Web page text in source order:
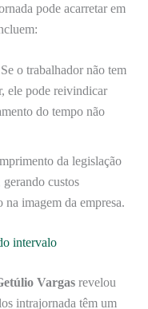
pode acarretar em
o trabalhador não tem
ele pode reivindicar
do tempo não
da legislação
custos
imagem da empresa.
intervalo
Vargas revelou
intrajornada têm um